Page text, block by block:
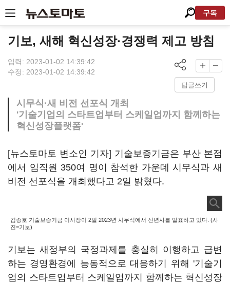
구독
기보, 새해 혁신성장·경쟁력 제고 방침
입력: 2023-01-02 14:39:42
수정: 2023-01-02 14:39:42
답글쓰기
시무식·새 비전 선포식 개최
'기술기업의 스타트업부터 스케일업까지 함께하는
혁신성장플랫폼'
[뉴스토마토 변소인 기자] 기술보증기금은 부산 본점
에서 임직원 350여 명이 참석한 가운데 시무식과 새
비전 선포식을 개최했다고 2일 밝혔다.
김종호 기술보증기금 이사장이 2일 2023년 시무식에서 신년사를 발표하고 있다. (사
진=기보)
기보는 새정부의 국정과제를 충실히 이행하고 급변
하는 경영환경에 능동적으로 대응하기 위해 '기술기
업의 스타트업부터 스케일업까지 함께하는 혁신성장